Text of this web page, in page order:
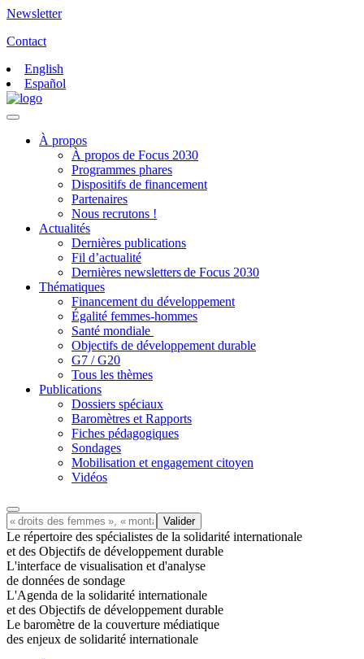
Newsletter
Contact
English
Español
À propos
À propos de Focus 2030
Programmes phares
Dispositifs de financement
Partenaires
Nous recrutons !
Actualités
Dernières publications
Fil d’actualité
Dernières newsletters de Focus 2030
Thématiques
Financement du développement
Égalité femmes-hommes
Santé mondiale
Objectifs de développement durable
G7 / G20
Tous les thèmes
Publications
Dossiers spéciaux
Baromètres et Rapports
Fiches pédagogiques
Sondages
Mobilisation et engagement citoyen
Vidéos
Le répertoire des spécialistes de la solidarité internationale
et des Objectifs de développement durable
L'interface de visualisation et d'analyse
de données de sondage
L'Agenda de la solidarité internationale
et des Objectifs de développement durable
Le baromètre de la couverture médiatique
des enjeux de solidarité internationale